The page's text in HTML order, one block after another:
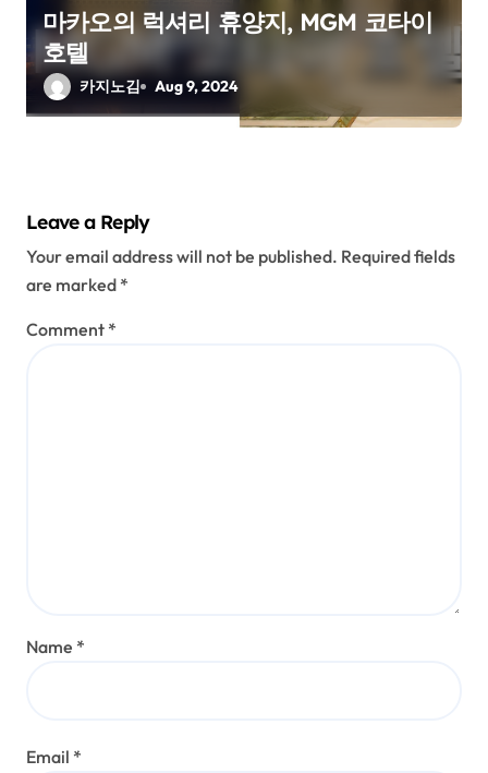
마카오의 럭셔리 휴양지, MGM 코타이
호텔
카지노김 Aug 9, 2024
Leave a Reply
Your email address will not be published. Required fields
are marked *
Comment *
Name *
Email *